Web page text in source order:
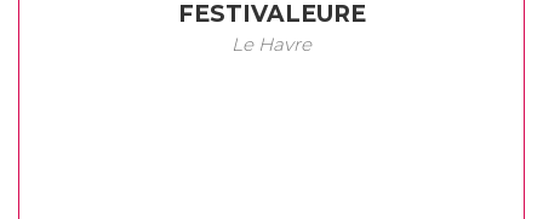
FESTIVALEURE
Le Havre